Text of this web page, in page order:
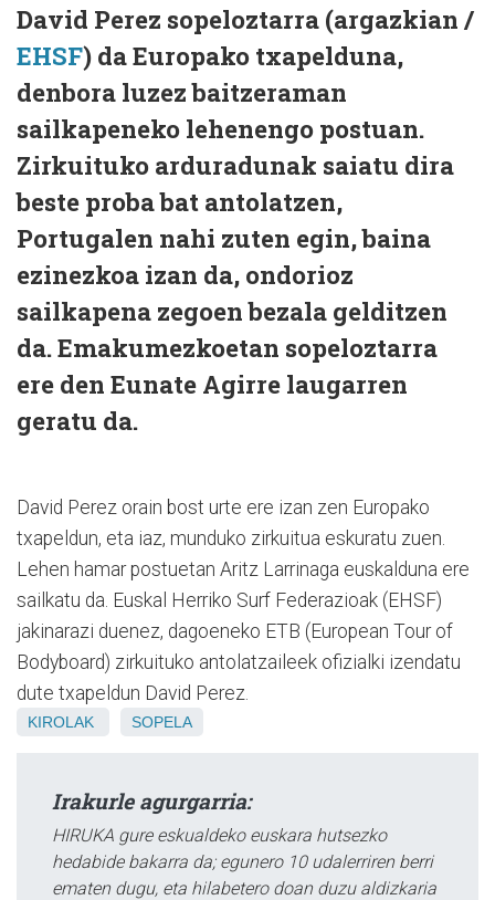
David Perez sopeloztarra (argazkian /
EHSF) da Europako txapelduna,
denbora luzez baitzeraman
sailkapeneko lehenengo postuan.
Zirkuituko arduradunak saiatu dira
beste proba bat antolatzen,
Portugalen nahi zuten egin, baina
ezinezkoa izan da, ondorioz
sailkapena zegoen bezala gelditzen
da. Emakumezkoetan sopeloztarra
ere den Eunate Agirre laugarren
geratu da.
David Perez orain bost urte ere izan zen Europako
txapeldun, eta iaz, munduko zirkuitua eskuratu zuen.
Lehen hamar postuetan Aritz Larrinaga euskalduna ere
sailkatu da. Euskal Herriko Surf Federazioak (EHSF)
jakinarazi duenez, dagoeneko ETB (European Tour of
Bodyboard) zirkuituko antolatzaileek ofizialki izendatu
dute txapeldun David Perez.
KIROLAK SOPELA
Irakurle agurgarria:
HIRUKA gure eskualdeko euskara hutsezko
hedabide bakarra da; egunero 10 udalerriren berri
ematen dugu, eta hilabetero doan duzu aldizkaria